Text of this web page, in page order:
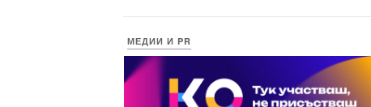
МЕДИИ И PR